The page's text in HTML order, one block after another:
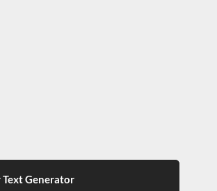
Text Generator